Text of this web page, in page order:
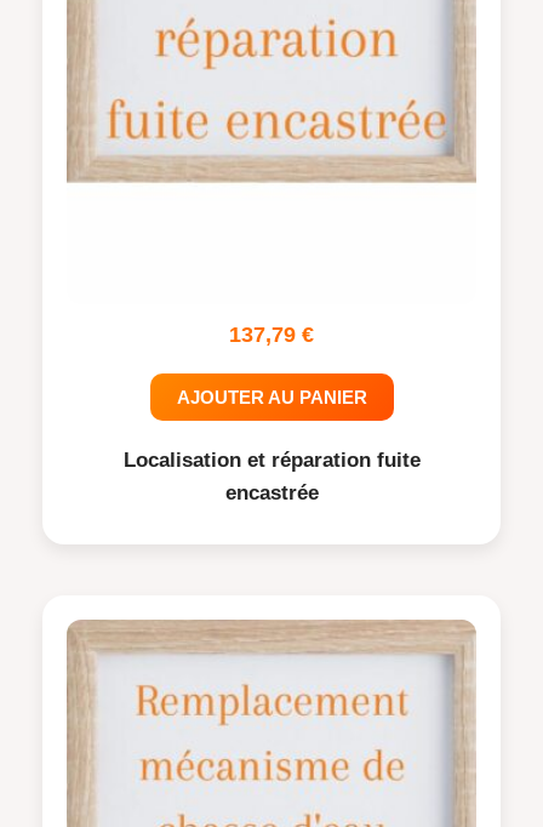
137,79 €
AJOUTER AU PANIER
Localisation et réparation fuite
encastrée